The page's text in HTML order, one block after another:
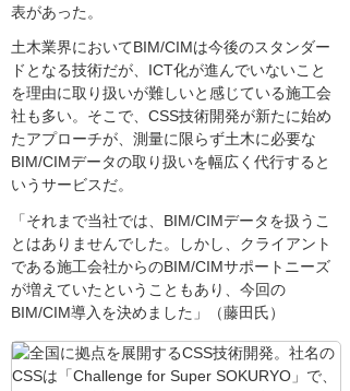
表があった。
土木業界においてBIM/CIMは今後のスタンダー
ドとなる技術だが、ICT化が進んでいないこと
を理由に取り扱いが難しいと感じている施工会
社も多い。そこで、CSS技術開発が新たに始め
たアプローチが、測量に限らず土木に必要な
BIM/CIMデータの取り扱いを幅広く代行すると
いうサービスだ。
「それまで当社では、BIM/CIMデータを扱うこ
とはありませんでした。しかし、クライアント
である施工会社からのBIM/CIMサポートニーズ
が増えていたということもあり、今回の
BIM/CIM導入を決めました」（藤田氏）